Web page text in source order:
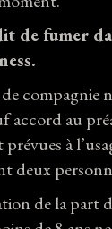
de fumer
compagnie
accord au
à
deux
de la part